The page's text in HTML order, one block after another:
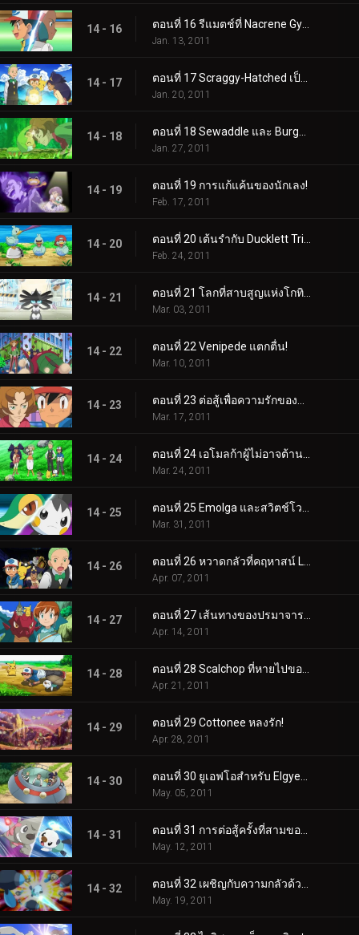
14 - 16
Jan. 13, 2011
14 - 17
Jan. 20, 2011
14 - 18
Jan. 27, 2011
14 - 19 ตอนที่ 19 การแก้แค้นของนักเลง!
Feb. 17, 2011
14 - 20
Feb. 24, 2011
14 - 21
Mar. 03, 2011
14 - 22 ตอนที่ 22 Venipede แตกตื่น!
Mar. 10, 2011
14 - 23
Mar. 17, 2011
14 - 24
Mar. 24, 2011
14 - 25
Mar. 31, 2011
14 - 26
Apr. 07, 2011
14 - 27
Apr. 14, 2011
14 - 28
Apr. 21, 2011
14 - 29 ตอนที่ 29 Cottonee หลงรัก!
Apr. 28, 2011
14 - 30
May. 05, 2011
14 - 31
May. 12, 2011
14 - 32
May. 19, 2011